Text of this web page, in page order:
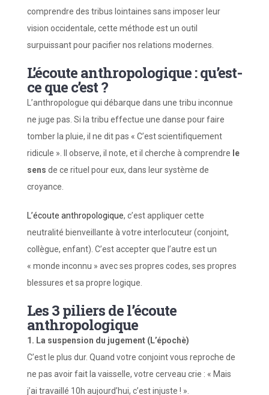
comprendre des tribus lointaines sans imposer leur
vision occidentale, cette méthode est un outil
surpuissant pour pacifier nos relations modernes.
L’écoute anthropologique : qu’est-
ce que c’est ?
L’anthropologue qui débarque dans une tribu inconnue
ne juge pas. Si la tribu effectue une danse pour faire
tomber la pluie, il ne dit pas « C’est scientifiquement
ridicule ». Il observe, il note, et il cherche à comprendre le
sens de ce rituel pour eux, dans leur système de
croyance.
L’écoute anthropologique, c’est appliquer cette
neutralité bienveillante à votre interlocuteur (conjoint,
collègue, enfant). C’est accepter que l’autre est un
« monde inconnu » avec ses propres codes, ses propres
blessures et sa propre logique.
Les 3 piliers de l’écoute
anthropologique
1. La suspension du jugement (L’épochè)
C’est le plus dur. Quand votre conjoint vous reproche de
ne pas avoir fait la vaisselle, votre cerveau crie : « Mais
j’ai travaillé 10h aujourd’hui, c’est injuste ! ».